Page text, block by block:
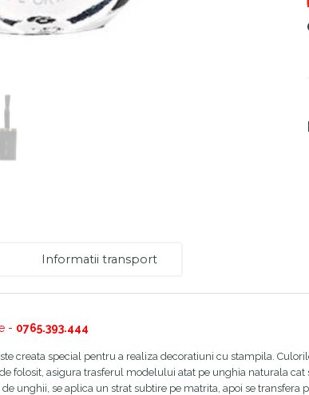
Informatii transport
- 0765.393.444
creata special pentru a realiza decoratiuni cu stampila.
folosit, asigura trasferul modelului atat pe unghia naturala
unghii, se aplica un strat subtire pe matrita, apoi se transfera